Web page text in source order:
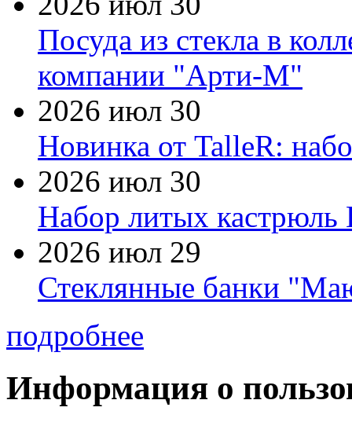
Посуда из стекла в
компании "Арти-М"
2026 июл 30
Новинка от TalleR:
2026 июл 30
Набор литых кастрюль
2026 июл 29
Стеклянные банки
подробнее
Информация о